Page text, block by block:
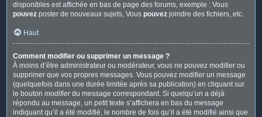
disponibles est affichée en bas de page des forums, exemple : Vous
pouvez poster de nouveaux sujets, Vous pouvez joindre des fichiers, etc.
Haut
Comment modifier ou supprimer un message ?
À moins d’être administrateur ou modérateur, vous ne pouvez modifier ou
supprimer que vos propres messages. Vous pouvez modifier un message
(quelquefois dans une durée limitée après sa publication) en cliquant sur
le bouton modifierdu message correspondant. Si quelqu’un a déjà
répondu au message, un petit texte s’affichera en bas du message
indiquant qu’il a été modifié, le nombre de fois qu’il a été modifié ainsi que